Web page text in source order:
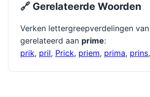
🔗 Gerelateerde Woorden
Verken lettergreepverdelingen
gerelateerd aan prime:
prik, pril, Prick, priem, prima, prins,